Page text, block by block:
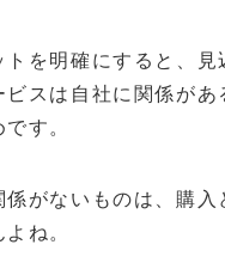
トを明確にすると、見
ビスは自社に関係があ
す。
係がないものは、購入
ね。